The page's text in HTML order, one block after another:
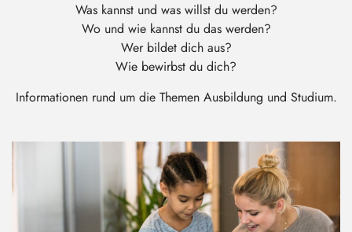
Was kannst und was willst du werden?
Wo und wie kannst du das werden?
Wer bildet dich aus?
Wie bewirbst du dich?
Informationen rund um die Themen Ausbildung und Studium.